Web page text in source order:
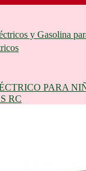
y Gasolina
PARA
RC